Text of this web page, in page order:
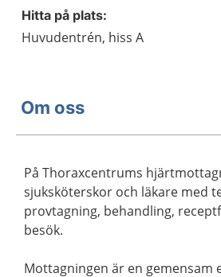
Hitta på plats:
Huvudentrén, hiss A
Om oss
På Thoraxcentrums
sjuksköterskor och läkare med
provtagning, behandling,
besök.
Mottagningen är en gemensam